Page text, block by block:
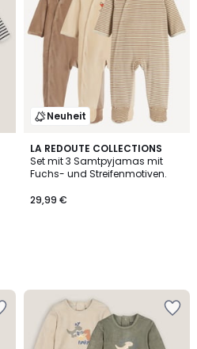
Neuheit
LA REDOUTE COLLECTIONS
Set mit 3 Samtpyjamas mit
Fuchs- und Streifenmotiven.
29,99 €